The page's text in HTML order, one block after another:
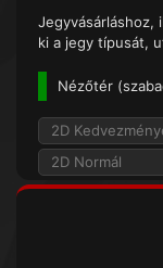
Jegyvásárláshoz,
ki a jegy típusát,
Nézőtér (
2D
2D Normál